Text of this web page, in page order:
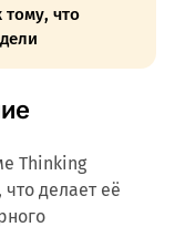
что
Thinking
что делает её